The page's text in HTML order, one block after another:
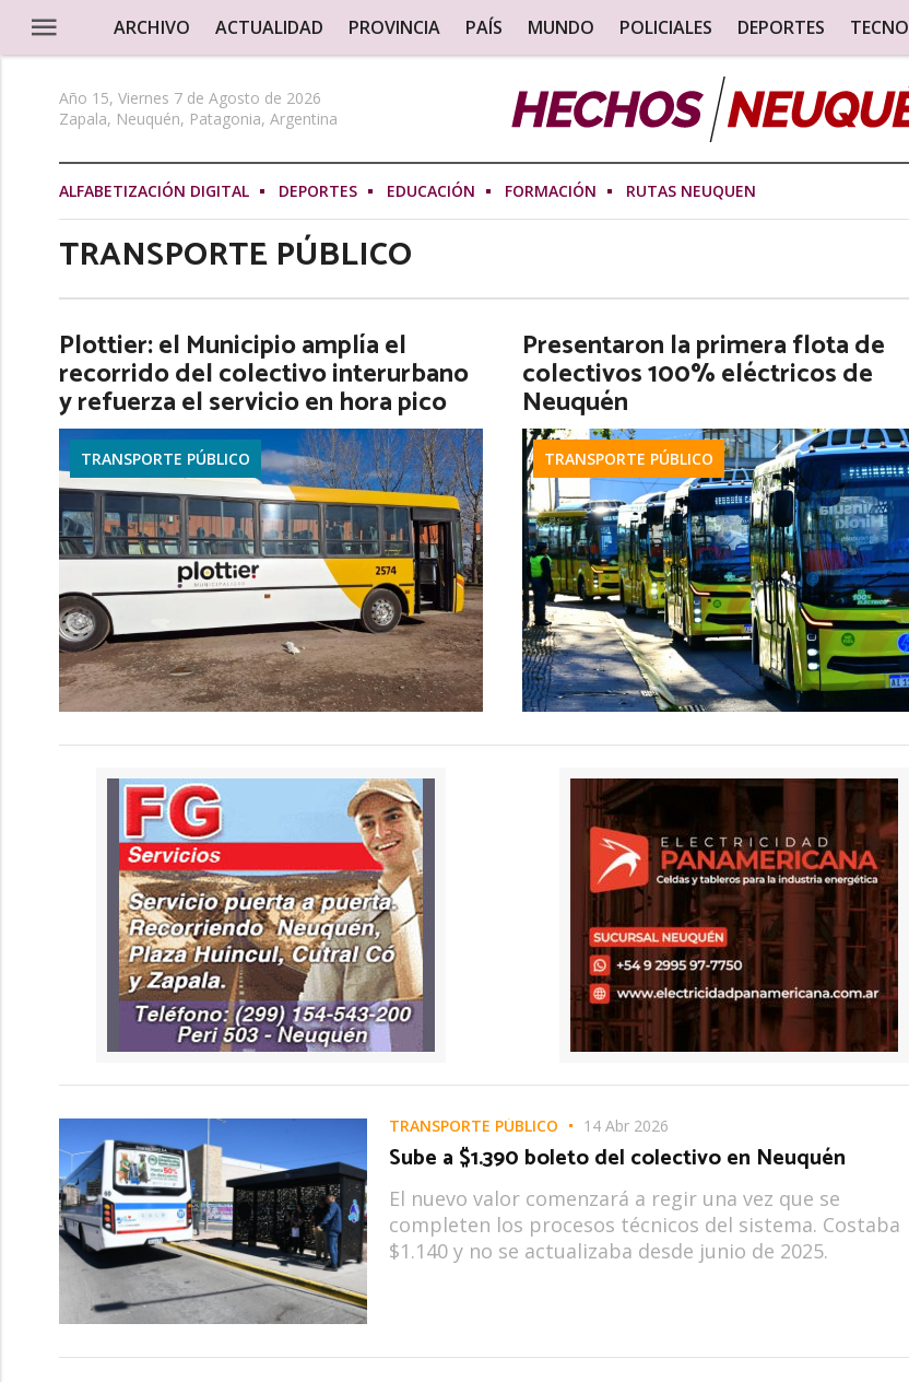
ARCHIVO ACTUALIDAD PROVINCIA PAÍS MUNDO POLICIALES DEPORTES TECNO
Año 15, Viernes 7 de Agosto de 2026
Zapala, Neuquén, Patagonia, Argentina
ALFABETIZACIÓN DIGITAL DEPORTES EDUCACIÓN FORMACIÓN RUTAS NEUQUEN
TRANSPORTE PÚBLICO
Plottier: el Municipio amplía el
recorrido del colectivo interurbano
y refuerza el servicio en hora pico
TRANSPORTE PÚBLICO
Presentaron la primera flota de
colectivos 100% eléctricos de
Neuquén
TRANSPORTE PÚBLICO
TRANSPORTE PÚBLICO 14 Abr 2026
Sube a $1.390 boleto del colectivo en Neuquén
El nuevo valor comenzará a regir una vez que se
completen los procesos técnicos del sistema. Costaba
$1.140 y no se actualizaba desde junio de 2025.